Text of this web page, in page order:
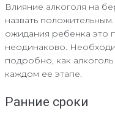
Влияние алкоголя на
назвать
ожидания ребенка это
неодинаково.
подробно, как
каждом ее этапе.
Ранние сроки